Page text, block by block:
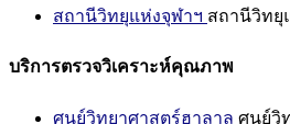
สถานีวิทยุแห่งจุฬาฯ สถานีวิทยุ
บริการตรวจวิเคราะห์คุณภาพ
ศูนย์วิทยาศาสตร์ฮาลาล ศูนย์วิ